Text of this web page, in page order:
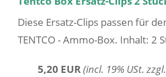
Diese Ersatz-Clips passen für
TENTCO - Ammo-Box. Inhalt: 2
5,20 EUR(incl. 19% USt. zzgl.